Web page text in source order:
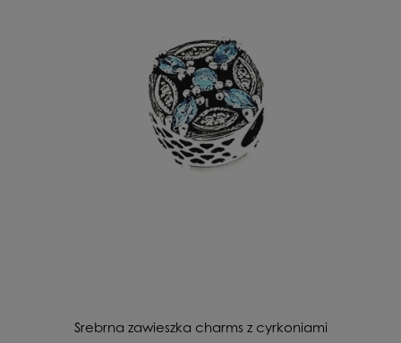
Srebrna zawieszka charms z cyrkoniami